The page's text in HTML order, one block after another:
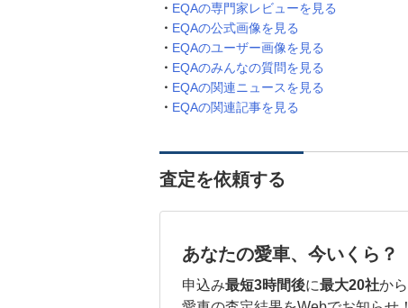
EQAの専門家レビューを見る
EQAの公式画像を見る
EQAのユーザー画像を見る
EQAのみんなの質問を見る
EQAの関連ニュースを見る
EQAの関連記事を見る
査定を依頼する
あなたの愛車、今いくら？
申込み最短3時間後に最大20社から